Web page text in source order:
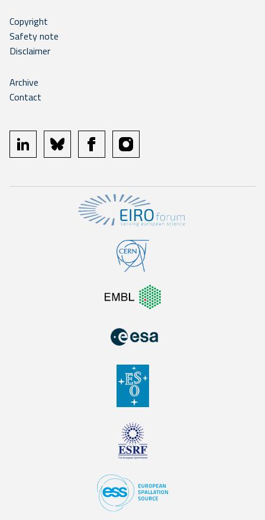
Copyright
Safety note
Disclaimer
Archive
Contact
linkedin bluesky facebookinstagram